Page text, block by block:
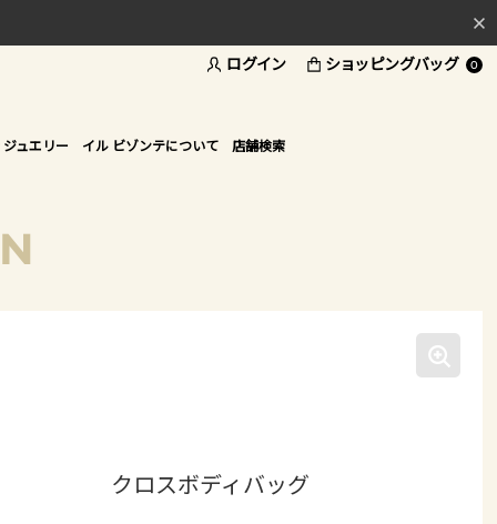
ログイン ショッピングバッグ 0
ュエリー イル ビゾンテについて 店舗検索
クロスボディバッグ